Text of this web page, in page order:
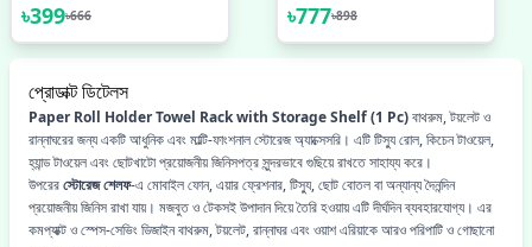
৳399৳666 ৳777৳898
প্রোডাক্ট ডিটেলস
Paper Roll Holder Towel Rack with Storage Shelf (1 Pc)বাথরুম, টয়লেট ও
রান্নাঘরের জন্য একটি আধুনিক এবং মাল্টি-ফাংশনাল স্টোরেজ অ্যাক্সেসরি। এটি টিস্যু রোল, কিচেন টাওয়েল,
হ্যান্ড টাওয়েল এবং ছোটখাটো প্রয়োজনীয় জিনিসপত্র সুন্দরভাবে গুছিয়ে রাখতে সাহায্য করে।
উপরেরস্টোরেজ শেলফ-এ মোবাইল ফোন, এয়ার ফ্রেশনার, টিস্যু, ছোট বোতল বা অন্যান্য দৈনন্দিন
প্রয়োজনীয় জিনিস রাখা যায়। মজবুত ও টেকসই উপাদান দিয়ে তৈরি হওয়ায় এটি দীর্ঘদিন ব্যবহারযোগ্য। এর
কমপ্যাক্ট ও স্পেস-সেভিং ডিজাইন বাথরুম, টয়লেট, রান্নাঘর এবং ওয়াশ এরিয়াকে আরও পরিপাটি ও গোছানো